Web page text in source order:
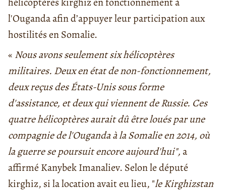
l'Ouganda afin d’appuyer leur participation aux
hostilités en Somalie.
« Nous avons seulement six hélicoptères
militaires. Deux en état de non-fonctionnement,
deux reçus des États-Unis sous forme
d'assistance, et deux qui viennent de Russie. Ces
quatre hélicoptères aurait dû être loués par une
compagnie de l'Ouganda à la Somalie en 2014, où
la guerre se poursuit encore aujourd'hui",a
affirmé Kanybek Imanaliev. Selon le député
kirghiz, si la location avait eu lieu, "le Kirghizstan